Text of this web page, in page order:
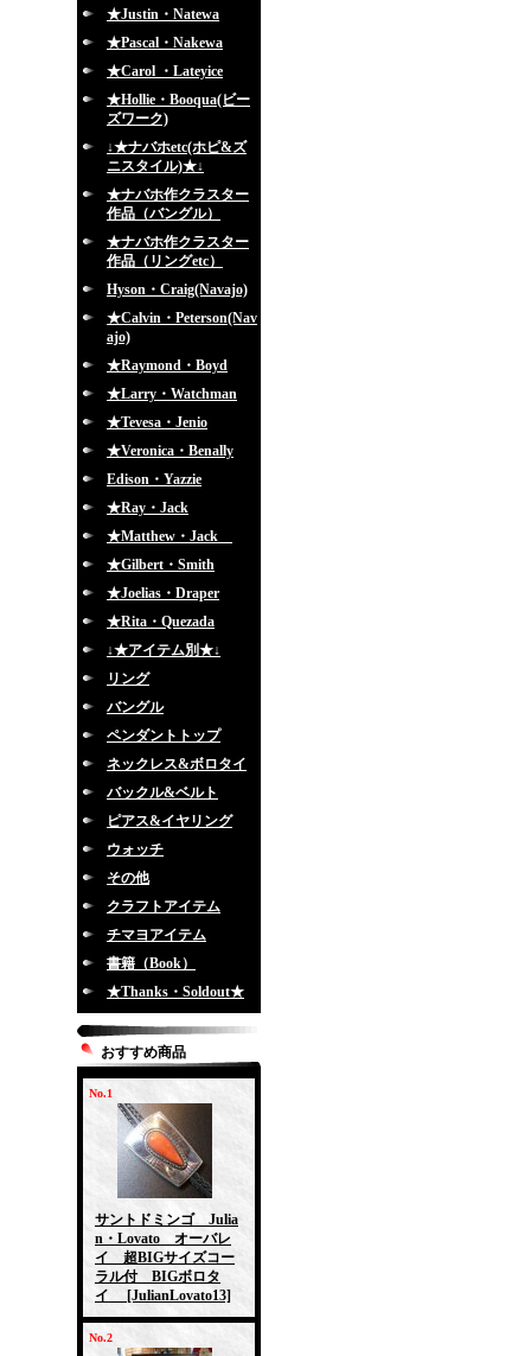
★Justin・Natewa
★Pascal・Nakewa
★Carol ・Lateyice
★Hollie・Booqua(ビー
ズワーク)
↓★ナバホetc(ホピ&ズ
ニスタイル)★↓
★ナバホ作クラスター
作品（バングル）
★ナバホ作クラスター
作品（リングetc）
Hyson・Craig(Navajo)
★Calvin・Peterson(Nav
ajo)
★Raymond・Boyd
★Larry・Watchman
★Tevesa・Jenio
★Veronica・Benally
Edison・Yazzie
★Ray・Jack
★Matthew・Jack
★Gilbert・Smith
★Joelias・Draper
★Rita・Quezada
↓★アイテム別★↓
リング
バングル
ペンダントトップ
ネックレス&ボロタイ
バックル&ベルト
ピアス&イヤリング
ウォッチ
その他
クラフトアイテム
チマヨアイテム
書籍（Book）
★Thanks・Soldout★
おすすめ商品
No.1
サントドミンゴ Julia
n・Lovato オーバレ
イ 超BIGサイズコー
ラル付 BIGボロタ
イ
[JulianLovato13]
No.2